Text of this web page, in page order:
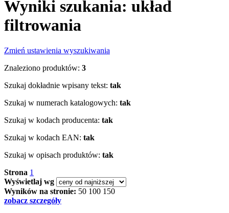
Wyniki szukania: układ
filtrowania
Zmień ustawienia wyszukiwania
Znaleziono produktów: 3
Szukaj dokładnie wpisany tekst: tak
Szukaj w numerach katalogowych: tak
Szukaj w kodach producenta: tak
Szukaj w kodach EAN: tak
Szukaj w opisach produktów: tak
Strona 1
Wyświetlaj wg
Wyników na stronie: 50 100 150
zobacz szczegóły